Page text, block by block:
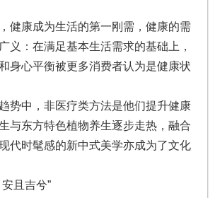
健康成为生活的第一刚需，健康的需
义：在满足基本生活需求的基础上，
身心平衡被更多消费者认为是健康状
势中，非医疗类方法是他们提升健康
与东方特色植物养生逐步走热，融合
代时髦感的新中式美学亦成为了文化
且吉兮”